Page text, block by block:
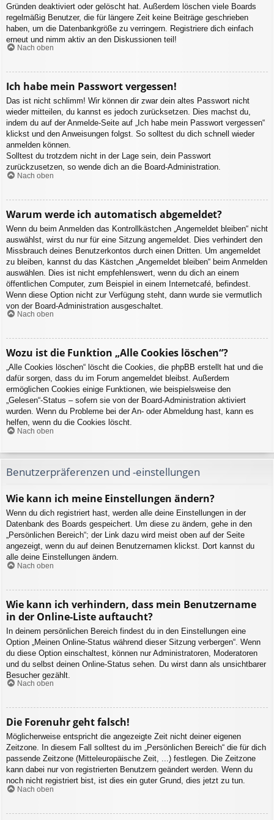
Gründen deaktiviert oder gelöscht hat. Außerdem löschen viele Boards
regelmäßig Benutzer, die für längere Zeit keine Beiträge geschrieben
haben, um die Datenbankgröße zu verringern. Registriere dich einfach
erneut und nimm aktiv an den Diskussionen teil!
Nach oben
Ich habe mein Passwort vergessen!
Das ist nicht schlimm! Wir können dir zwar dein altes Passwort nicht
wieder mitteilen, du kannst es jedoch zurücksetzen. Dies machst du,
indem du auf der Anmelde-Seite auf „Ich habe mein Passwort vergessen“
klickst und den Anweisungen folgst. So solltest du dich schnell wieder
anmelden können.
Solltest du trotzdem nicht in der Lage sein, dein Passwort
zurückzusetzen, so wende dich an die Board-Administration.
Nach oben
Warum werde ich automatisch abgemeldet?
Wenn du beim Anmelden das Kontrollkästchen „Angemeldet bleiben“ nicht
auswählst, wirst du nur für eine Sitzung angemeldet. Dies verhindert den
Missbrauch deines Benutzerkontos durch einen Dritten. Um angemeldet
zu bleiben, kannst du das Kästchen „Angemeldet bleiben“ beim Anmelden
auswählen. Dies ist nicht empfehlenswert, wenn du dich an einem
öffentlichen Computer, zum Beispiel in einem Internetcafé, befindest.
Wenn diese Option nicht zur Verfügung steht, dann wurde sie vermutlich
von der Board-Administration ausgeschaltet.
Nach oben
Wozu ist die Funktion „Alle Cookies löschen“?
„Alle Cookies löschen“ löscht die Cookies, die phpBB erstellt hat und die
dafür sorgen, dass du im Forum angemeldet bleibst. Außerdem
ermöglichen Cookies einige Funktionen, wie beispielsweise den
„Gelesen“-Status – sofern sie von der Board-Administration aktiviert
wurden. Wenn du Probleme bei der An- oder Abmeldung hast, kann es
helfen, wenn du die Cookies löscht.
Nach oben
Benutzerpräferenzen und -einstellungen
Wie kann ich meine Einstellungen ändern?
Wenn du dich registriert hast, werden alle deine Einstellungen in der
Datenbank des Boards gespeichert. Um diese zu ändern, gehe in den
„Persönlichen Bereich“; der Link dazu wird meist oben auf der Seite
angezeigt, wenn du auf deinen Benutzernamen klickst. Dort kannst du
alle deine Einstellungen ändern.
Nach oben
Wie kann ich verhindern, dass mein Benutzername
in der Online-Liste auftaucht?
In deinem persönlichen Bereich findest du in den Einstellungen eine
Option „Meinen Online-Status während dieser Sitzung verbergen“. Wenn
du diese Option einschaltest, können nur Administratoren, Moderatoren
und du selbst deinen Online-Status sehen. Du wirst dann als unsichtbarer
Besucher gezählt.
Nach oben
Die Forenuhr geht falsch!
Möglicherweise entspricht die angezeigte Zeit nicht deiner eigenen
Zeitzone. In diesem Fall solltest du im „Persönlichen Bereich“ die für dich
passende Zeitzone (Mitteleuropäische Zeit, ...) festlegen. Die Zeitzone
kann dabei nur von registrierten Benutzern geändert werden. Wenn du
noch nicht registriert bist, ist dies ein guter Grund, dies jetzt zu tun.
Nach oben